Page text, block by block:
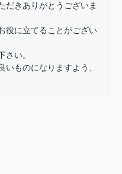
だきありがとうございま
役に立てることがござい
さい。
いものになりますよう、